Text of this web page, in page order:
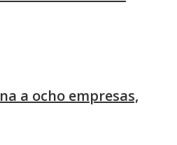
a ocho empresas,